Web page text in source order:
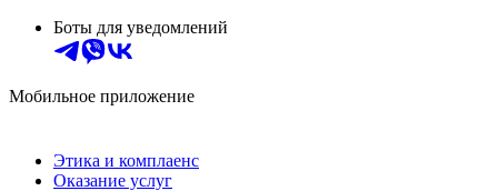
Боты для уведомлений
Мобильное приложение
Этика и комплаенс
Оказание услуг